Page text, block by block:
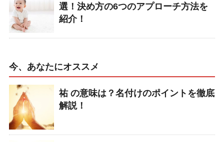
選！決め方の6つのアプローチ方法を
紹介！
今、あなたにオススメ
祐 の意味は？名付けのポイントを徹底
解説！